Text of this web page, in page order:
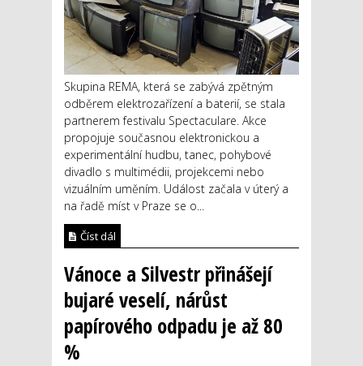
Skupina REMA, která se zabývá zpětným
odběrem elektrozařízení a baterií, se stala
partnerem festivalu Spectaculare. Akce
propojuje současnou elektronickou a
experimentální hudbu, tanec, pohybové
divadlo s multimédii, projekcemi nebo
vizuálním uměním. Událost začala v úterý a
na řadě míst v Praze se o...
Číst dál
Vánoce a Silvestr přinášejí
bujaré veselí, nárůst
papírového odpadu je až 80
%